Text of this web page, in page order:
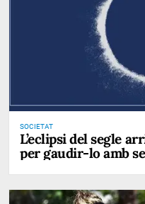
SOCIETAT
L’eclipsi del segle
per gaudir-lo amb